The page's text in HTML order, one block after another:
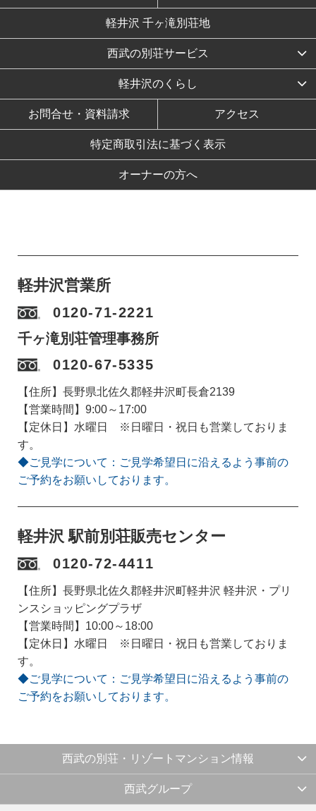
軽井沢 千ヶ滝別荘地
西武の別荘サービス
軽井沢のくらし
お問合せ・資料請求 アクセス
特定商取引法に基づく表示
オーナーの方へ
軽井沢営業所
0120-71-2221
千ヶ滝別荘管理事務所
0120-67-5335
【住所】長野県北佐久郡軽井沢町長倉2139
【営業時間】9:00～17:00
【定休日】水曜日 ※日曜日・祝日も営業しておりま
す。
◆ご見学について：ご見学希望日に沿えるよう事前の
ご予約をお願いしております。
軽井沢 駅前別荘販売センター
0120-72-4411
【住所】長野県北佐久郡軽井沢町軽井沢 軽井沢・プリ
ンスショッピングプラザ
【営業時間】10:00～18:00
【定休日】水曜日 ※日曜日・祝日も営業しておりま
す。
◆ご見学について：ご見学希望日に沿えるよう事前の
ご予約をお願いしております。
西武の別荘・リゾートマンション情報
西武グループ